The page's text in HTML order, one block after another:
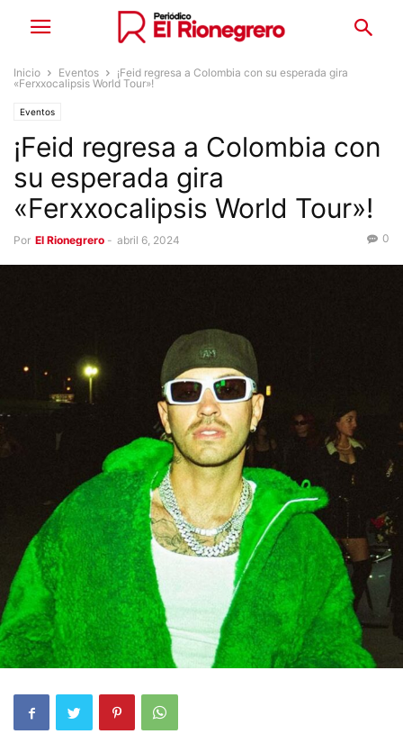
Inicio Eventos
¡Feid regresa a Colombia con su esperada gira
«Ferxxocalipsis World Tour»!
Eventos
¡Feid regresa a Colombia con
su esperada gira
«Ferxxocalipsis World Tour»!
Por El Rionegrero - abril 6, 2024 0